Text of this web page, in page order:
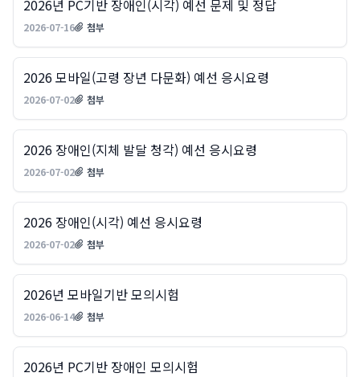
2026년 PC기반 장애인(시각) 예선 문제 및 정답
2026-07-16 첨부
2026 모바일(고령 장년 다문화) 예선 응시요령
2026-07-02 첨부
2026 장애인(지체 발달 청각) 예선 응시요령
2026-07-02 첨부
2026 장애인(시각) 예선 응시요령
2026-07-02 첨부
2026년 모바일기반 모의시험
2026-06-14 첨부
2026년 PC기반 장애인 모의시험